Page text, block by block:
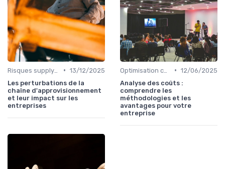
• 13/12/2025
Les perturbations de la
chaîne d'approvisionnement
et leur impact sur les
entreprises
• 12/06/2025
Analyse des coûts :
comprendre les
méthodologies et les
avantages pour votre
entreprise